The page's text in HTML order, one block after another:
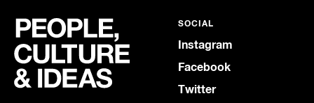
SOCIAL
Instagram
Facebook
Twitter